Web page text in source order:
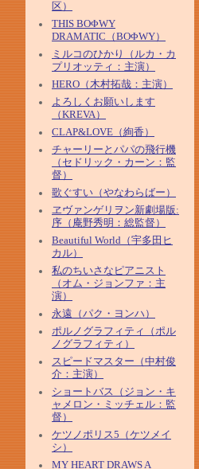
区）
THIS BOΦWY
DRAMATIC（BOΦWY）
ミルコのひかり（ルカ・カ
プリオッティ：主演）
HERO（木村拓哉：主演）
よろしくお願いします
（KREVA）
CLAP&LOVE（絢香）
チャーリーとパパの飛行機
（セドリック・カーン：監
督）
歌ぐすい（やなわらばー）
ヱヴァンゲリヲン新劇場版:
序（庵野秀明：総監督）
Beautiful World（宇多田ヒ
カル）
私のちいさなピアニスト
（オム・ジョンファ：主
演）
永遠（パク・ヨンハ）
ポルノグラフィティ（ポル
ノグラフィティ）
スピードマスター（中村俊
介：主演）
ショートバス（ジョン・キ
ャメロン・ミッチェル：監
督）
ケツノポリス5（ケツメイ
シ）
MY HEART DRAWS A